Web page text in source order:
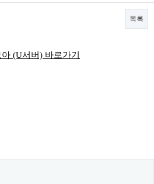
목록
(U서버) 바로가기